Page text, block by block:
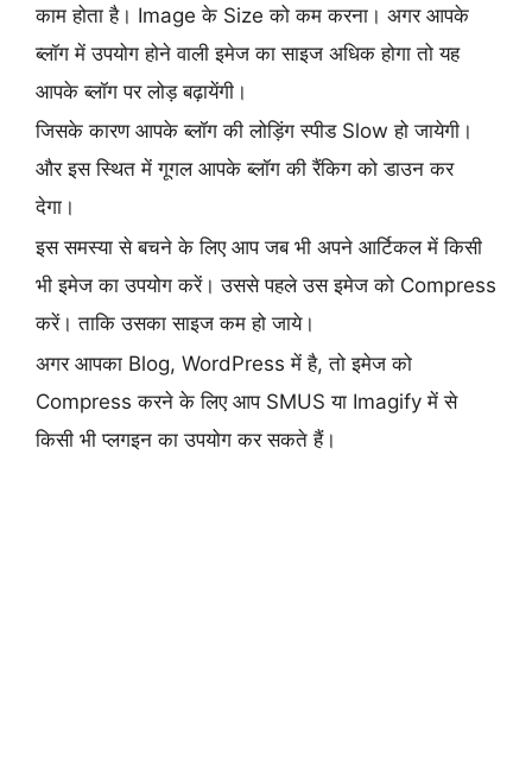
काम होता है। Image के Size को कम करना। अगर आपके
ब्लॉग में उपयोग होने वाली इमेज का साइज अधिक होगा तो यह
आपके ब्लॉग पर लोड़ बढ़ायेंगी।
जिसके कारण आपके ब्लॉग की लोड़िंग स्पीड Slow हो जायेगी।
और इस स्थित में गूगल आपके ब्लॉग की रैंकिग को डाउन कर
देगा।
इस समस्या से बचने के लिए आप जब भी अपने आर्टिकल में किसी
भी इमेज का उपयोग करें। उससे पहले उस इमेज को Compress
करें। ताकि उसका साइज कम हो जाये।
अगर आपका Blog, WordPress में है, तो इमेज को
Compress करने के लिए आप SMUS या Imagify में से
किसी भी प्लगइन का उपयोग कर सकते हैं।